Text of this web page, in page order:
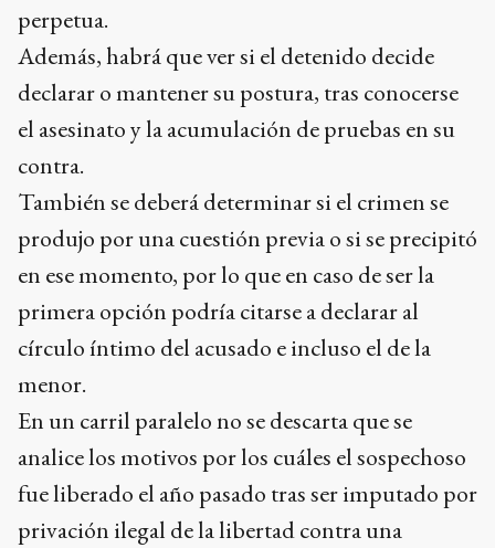
perpetua.
Además, habrá que ver si el detenido decide
declarar o mantener su postura, tras conocerse
el asesinato y la acumulación de pruebas en su
contra.
También se deberá determinar si el crimen se
produjo por una cuestión previa o si se precipitó
en ese momento, por lo que en caso de ser la
primera opción podría citarse a declarar al
círculo íntimo del acusado e incluso el de la
menor.
En un carril paralelo no se descarta que se
analice los motivos por los cuáles el sospechoso
fue liberado el año pasado tras ser imputado por
privación ilegal de la libertad contra una